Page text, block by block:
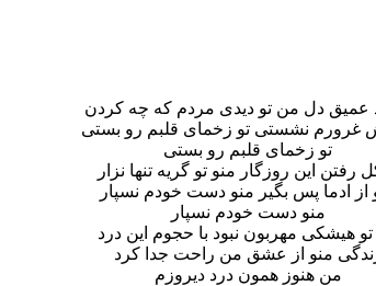
عمیق دل من تو دیدی مردم که چه کردن
غرورم نشستی تو زخمای قلبم رو بستی
تو زخمای قلبم رو بستی
رفتن این روزگار منو تو گریه تنها نزار
از ادما پس بگیر منو دست خودم نسپار
منو دست خودم نسپار
هیشکی مهربون نبود با حجوم این درد
منو از عشق من راحت جدا کرد
من هنوز همون درد دیروزم